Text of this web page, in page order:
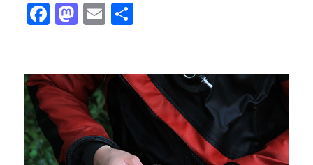
Facebook
Mastodon
Email